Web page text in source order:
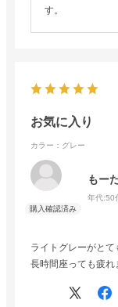
す。
お気に入り
カラー：グレー
もー
年代:50
ライトグレーがと
長時間座っても疲れ